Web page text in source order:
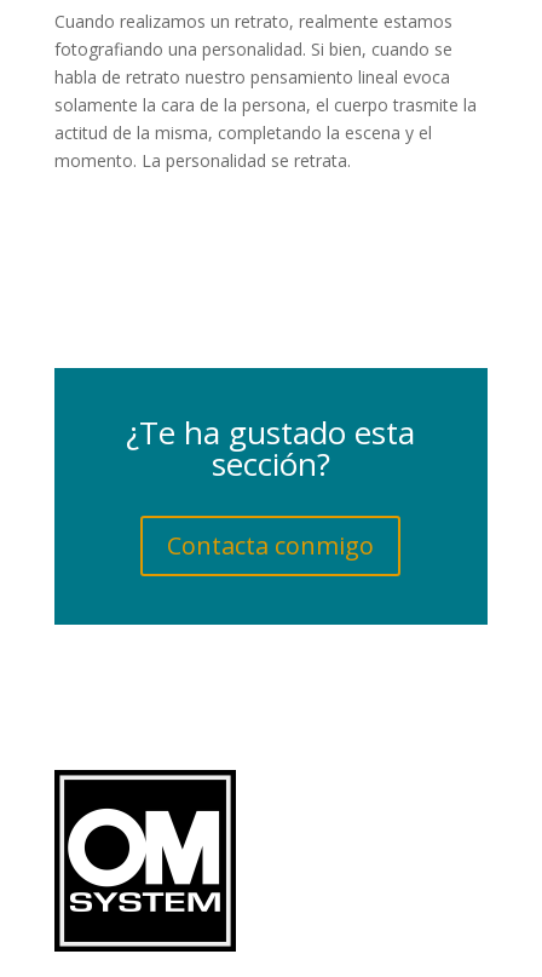
Cuando realizamos un retrato, realmente estamos
fotografiando una personalidad. Si bien, cuando se
habla de retrato nuestro pensamiento lineal evoca
solamente la cara de la persona, el cuerpo trasmite la
actitud de la misma, completando la escena y el
momento. La personalidad se retrata.
¿Te ha gustado esta
sección?
Contacta conmigo